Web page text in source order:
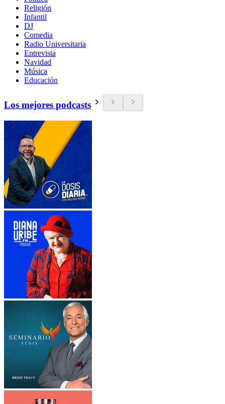
Religión
Infantil
DJ
Comedia
Radio Universitaria
Entrevista
Navidad
Música
Educación
Los mejores podcasts